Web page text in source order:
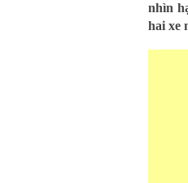
nhìn
hai xe